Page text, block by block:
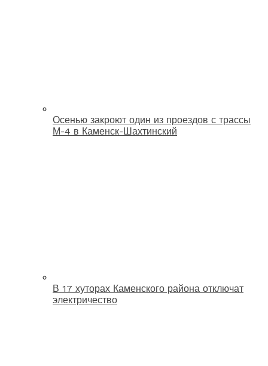
Осенью закроют один из проездов с трассы
М-4 в Каменск-Шахтинский
В 17 хуторах Каменского района отключат
электричество